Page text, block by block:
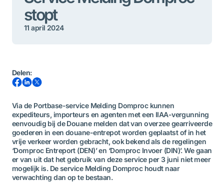
stopt
11 april 2024
Delen:
Via de Portbase-service Melding Domproc kunnen
expediteurs, importeurs en agenten met een IIAA-vergunning
eenvoudig bij de Douane melden dat van overzee gearriveerde
goederen in een douane-entrepot worden geplaatst of in het
vrije verkeer worden gebracht, ook bekend als de regelingen
‘Domproc Entreport (DEN)’ en ‘Domproc Invoer (DIN)’. We gaan
er van uit dat het gebruik van deze service per 3 juni niet meer
mogelijk is. De service Melding Domproc houdt naar
verwachting dan op te bestaan.